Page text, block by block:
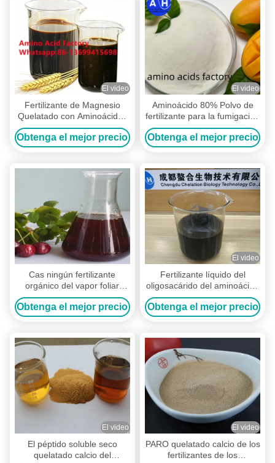
El video
Fertilizante de Magnesio
Quelatado con Aminoácidos
Líquido con 100g/L de
Magnesio Orgánico, 150g/L
de Aminoácidos Totales y
para Aplicación Foliar
Obtenga el mejor precio
El video
Aminoácido 80% Polvo de
fertilizante para la fumigación
y producción de fertilizantes
líquidos
Obtenga el mejor precio
Cas ningún fertilizante
orgánico del vapor foliar
65072-01-7, aminoácido
complejo el 50%
Obtenga el mejor precio
El video
Fertilizante líquido del
oligosacárido del aminoácido
para la rociadura foliar del
tomate
Obtenga el mejor precio
El video
El péptido soluble seco
quelatado calcio del
El video
PARO quelatado calcio de los
fertilizantes de los